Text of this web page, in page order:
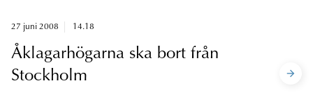
åklagarna. Besöksförbud syftar framför allt till att
förebygga hotfulla och farliga situationer.
Besöksförbudet ska också göra det möjligt för polisen
att omedelbart ingripa i en situation som upplevs som
27 juni 2008 14.18
Åklagarhögarna ska bort från
Stockholm